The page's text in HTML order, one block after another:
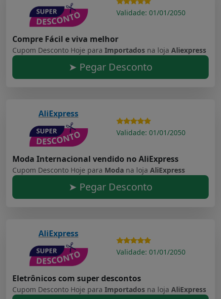
Validade: 01/01/2050
Compre Fácil e viva melhor
Cupom Desconto Hoje para Importados na loja Aliexpress
➤ Pegar Desconto
AliExpress
Validade: 01/01/2050
Moda Internacional vendido no AliExpress
Cupom Desconto Hoje para Moda na loja AliExpress
➤ Pegar Desconto
AliExpress
Validade: 01/01/2050
Eletrônicos com super descontos
Cupom Desconto Hoje para Importados na loja AliExpress